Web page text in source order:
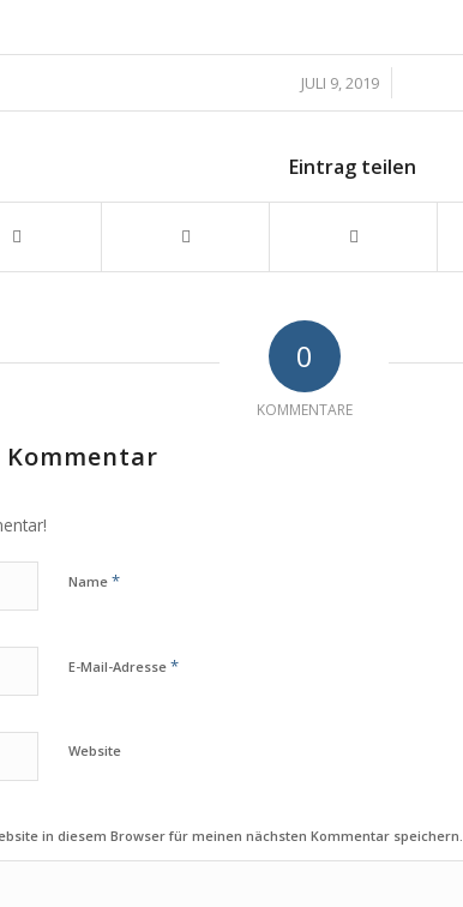
JULI 9, 2019
/
Eintrag teilen
0
KOMMENTARE
Name *
E-Mail-Adresse *
Website
in diesem Browser für meinen nächsten Kommentar speichern.